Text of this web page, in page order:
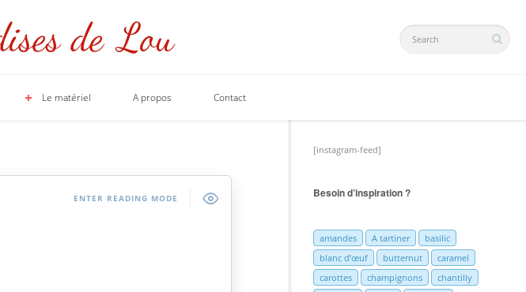
Le matériel A propos Contact
ENTER READING MODE
[instagram-feed]
Besoin d’inspiration ?
amandes A tartiner
basilic
blanc d’œuf
butternut
caramel
carottes
champignons
chantilly